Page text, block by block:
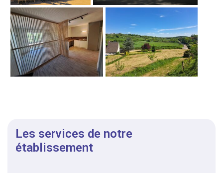
Les services de notre
établissement